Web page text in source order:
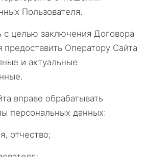
Пользователя.
с целью заключения Договора
предоставить Оператору Сайта
и актуальные
вправе обрабатывать
персональных данных:
отчество;